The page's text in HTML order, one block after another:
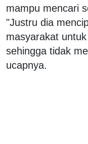
mampu mencari
"Justru dia
masyarakat
sehingga tidak
ucapnya.